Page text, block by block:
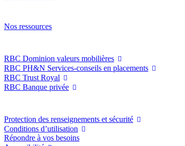
Nos ressources
RBC Dominion valeurs mobilières
RBC PH&N Services-conseils en placements
RBC Trust Royal
RBC Banque privée
Protection des renseignements et sécurité
Conditions d’utilisation
Répondre à vos besoins